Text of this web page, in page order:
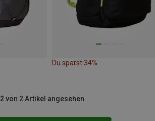
Du sparst 34%
2 von 2 Artikel angesehen